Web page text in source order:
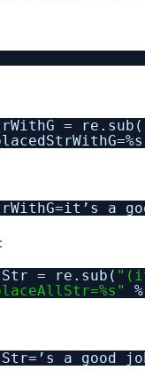
=
a
= re.sub(
a good